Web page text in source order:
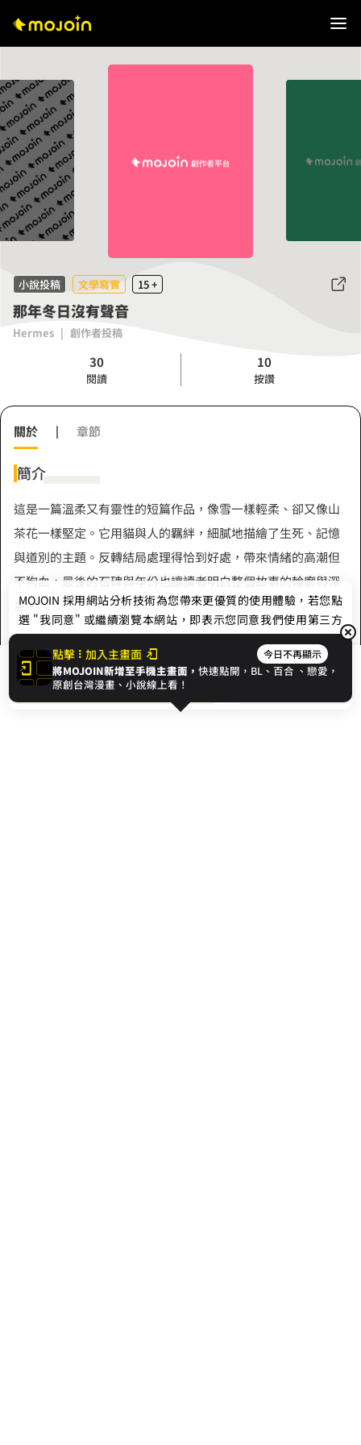
小說投稿 文學寫實 15 +
那年冬日沒有聲音
Hermes | 創作者投稿
30
閱讀
10
按讚
開始閱讀
關於 | 章節
簡介
這是一篇溫柔又有靈性的短篇作品，像雪一樣輕柔、卻又像山
茶花一樣堅定。它用貓與人的羈絆，細膩地描繪了生死、記憶
與道別的主題。反轉結局處理得恰到好處，帶來情緒的高潮但
不狗血，最後的石碑與年份也讓讀者明白整個故事的輪廓與深
意。
作者
點擊 加入主畫面 今日不再顯示
將MOJOIN新增至手機主畫面，快速點開，BL、百合 、戀愛，
原創台灣漫畫、小說線上看！
MOJOIN 採用網站分析技術為您帶來更優質的使用體驗，若您點
選 "我同意" 或繼續瀏覽本網站，即表示您同意我們使用第三方
Cookie，欲瞭解更多資訊請見隱私權政策。
我同意